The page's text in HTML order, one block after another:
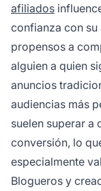
afiliados
confianza con su
propensos a
alguien a quien
anuncios
audiencias más
suelen superar a
conversión, lo
especialmente
Blogueros y